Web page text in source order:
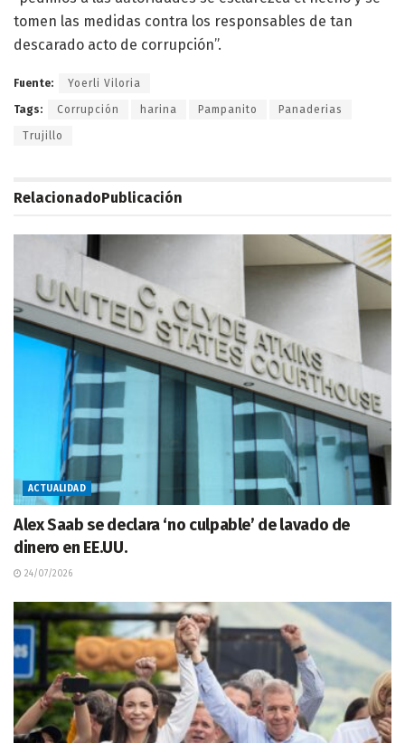
tomen las medidas contra los responsables de tan
descarado acto de corrupción”.
Fuente: Yoerli Viloria
Tags: Corrupción harina Pampanito Panaderias
Trujillo
RelacionadoPublicación
ACTUALIDAD
Alex Saab se declara ‘no culpable’ de lavado de
dinero en EE.UU.
24/07/2026